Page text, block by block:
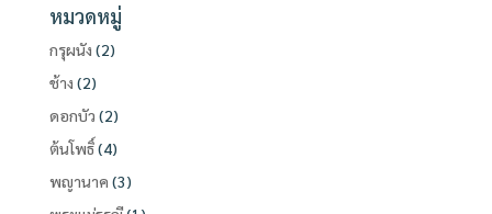
หมวดหมู่
กรุผนัง (2)
ช้าง (2)
ดอกบัว (2)
ต้นโพธิ์(4)
พญานาค (3)